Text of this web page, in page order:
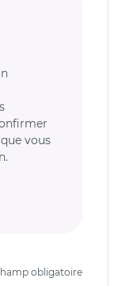
vous
obligatoire